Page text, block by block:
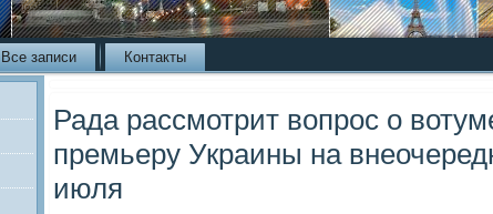
Все записи Контакты
Рада рассмотрит вопрос о
премьеру Украины на
июля